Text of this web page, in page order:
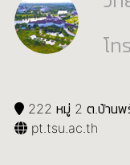
โท
222 หมู่ 2 ต.บ้านพ
pt.tsu.ac.th